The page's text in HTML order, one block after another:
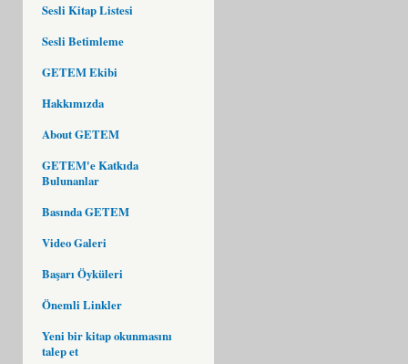
Sesli Kitap Listesi
Sesli Betimleme
GETEM Ekibi
Hakkımızda
About GETEM
GETEM'e Katkıda
Bulunanlar
Basında GETEM
Video Galeri
Başarı Öyküleri
Önemli Linkler
Yeni bir kitap okunmasını
talep et